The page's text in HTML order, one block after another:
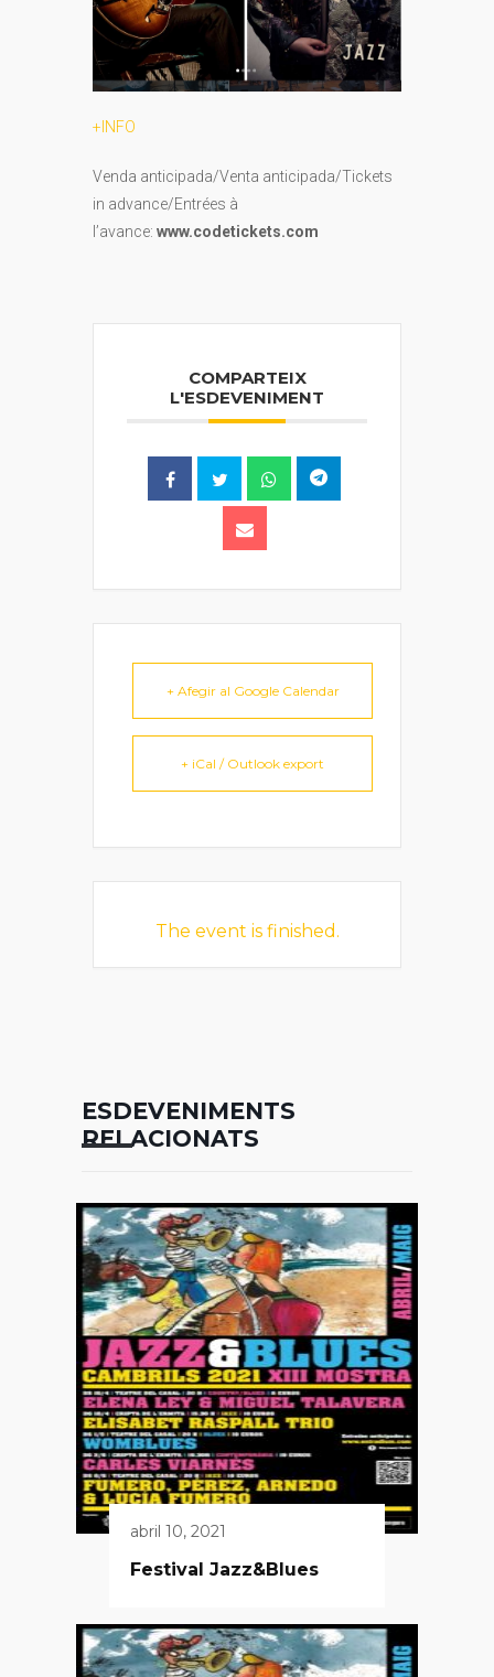
+INFO
Venda anticipada/Venta anticipada/Tickets
in advance/Entrées à
l’avance: www.codetickets.com
COMPARTEIX
L'ESDEVENIMENT
+ Afegir al Google Calendar
+ iCal / Outlook export
The event is finished.
ESDEVENIMENTS
RELACIONATS
abril 10, 2021
Festival Jazz&Blues